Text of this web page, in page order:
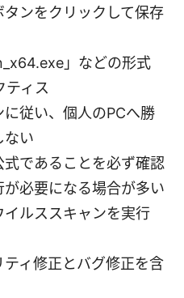
タンをクリックして保存
」などの形式
ティス
従い、個人のPCへ勝
ない
であることを必ず確認
必要になる場合が多い
ルススキャンを実行
ィ修正とバグ修正を含